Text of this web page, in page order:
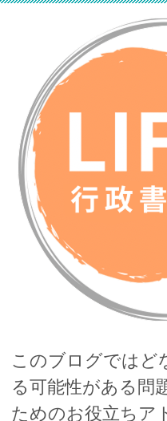
このブログではど
る可能性がある問
ためのお役立ちア